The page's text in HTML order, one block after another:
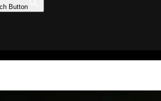
Button